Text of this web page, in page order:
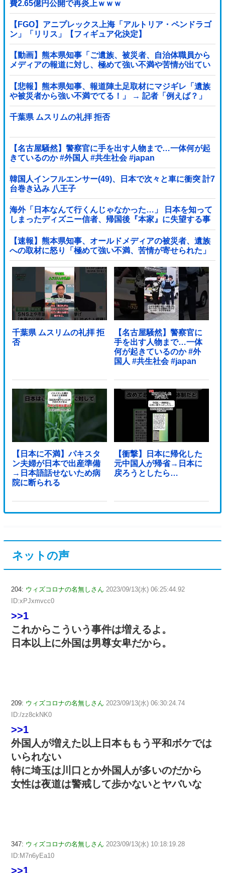
費2.65億円公開で再炎上ｗｗｗ
【FGO】アニプレックス上海「アルトリア・ペンドラゴ
ン」「リリス」【フィギュア化決定】
【動画】熊本県知事「ご遺族、被災者、自治体職員から
メディアの報道に対し、極めて強い不満や苦情が出てい
る」記者「具体的には？」→
【悲報】熊本県知事、報道陣土足取材にマジギレ「遺族
や被災者から強い不満でてる！」 → 記者「例えば？」
→ 知事、怒り通り越して呆れてしまう …...
千葉県 ムスリムの礼拝 拒否
【名古屋騒然】警察官に手を出す人物まで…一体何が起
きているのか #外国人 #共生社会 #japan
韓国人インフルエンサー(49)、日本で次々と車に衝突 計7
台巻き込み 八王子
海外「日本なんて行くんじゃなかった…」 日本を知って
しまったディズニー信者、帰国後『本家』に失望する事
態に
【速報】熊本県知事、オールドメディアの被災者、遺族
への取材に怒り「極めて強い不満、苦情が寄せられた」
他
千葉県 ムスリムの礼拝 拒
否
【名古屋騒然】警察官に
手を出す人物まで…一体
何が起きているのか #外
国人 #共生社会 #japan
【日本に不満】パキスタ
ン夫婦が日本で出産準備
→日本語話せないため病
院に断られる
【衝撃】日本に帰化した
元中国人が帰省→日本に
戻ろうとしたら…
ネットの声
204: ウィズコロナの名無しさん 2023/09/13(水) 06:25:44.92
ID:xPJxmvcc0
>>1
これからこういう事件は増えるよ。
日本以上に外国は男尊女卑だから。
209: ウィズコロナの名無しさん 2023/09/13(水) 06:30:24.74
ID:/zz8ckNK0
>>1
外国人が増えた以上日本ももう平和ボケでは
いられない
特に埼玉は川口とか外国人が多いのだから
女性は夜道は警戒して歩かないとヤバいな
347: ウィズコロナの名無しさん 2023/09/13(水) 10:18:19.28
ID:M7n6yEa10
>>1